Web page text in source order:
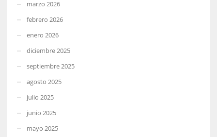
marzo 2026
febrero 2026
enero 2026
diciembre 2025
septiembre 2025
agosto 2025
julio 2025
junio 2025
mayo 2025